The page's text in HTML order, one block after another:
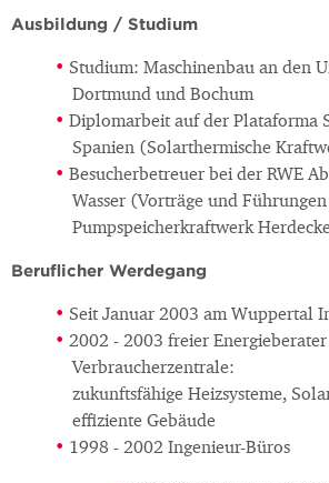
Ausbildung / Studium
Studium: Maschinenbau an den
Dortmund und Bochum
Diplomarbeit auf der Plataforma
Spanien (Solarthermische
Besucherbetreuer bei der RWE
Wasser (Vorträge und
Pumpspeicherkraftwerk
Beruflicher Werdegang
Seit Januar 2003 am Wuppertal
2002 - 2003 freier
Verbraucherzentrale:
zukunftsfähige Heizsysteme,
effiziente Gebäude
1998 - 2002 Ingenieur-Büros